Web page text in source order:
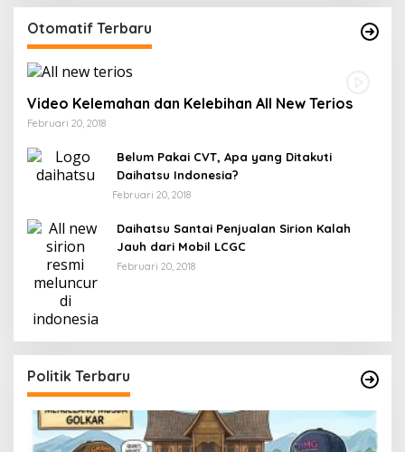
Otomatif Terbaru
Video Kelemahan dan Kelebihan All New Terios
Februari 20, 2018
Belum Pakai CVT, Apa yang Ditakuti
Daihatsu Indonesia?
Februari 20, 2018
Daihatsu Santai Penjualan Sirion Kalah
Jauh dari Mobil LCGC
Februari 20, 2018
Politik Terbaru